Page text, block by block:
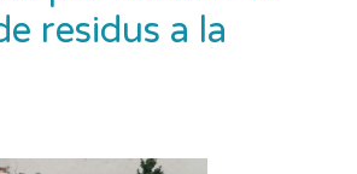
residus a la